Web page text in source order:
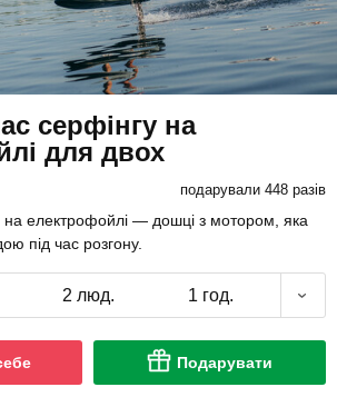
серфінгу на
для двох
подарували 448 разів
на електрофойлі — дошці з мотором, яка
під час розгону.
2 люд. 1 год.
Подарувати